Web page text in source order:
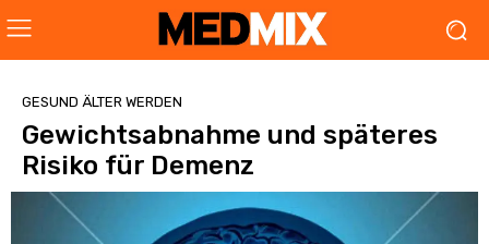
GESUND ÄLTER WERDEN
Gewichtsabnahme und späteres
Risiko für Demenz